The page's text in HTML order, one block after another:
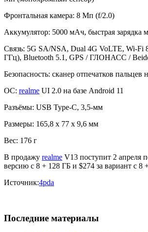
Фронтальная камера: 8 Мп (f/2.0)
Аккумулятор: 5000 мАч, быстрая зарядка
Связь: 5G SA/NSA, Dual 4G VoLTE, Wi-Fi
ГГц), Bluetooth 5.1, GPS / ГЛОНАСС /
Безопасность: сканер отпечатков пальцев
ОС: realme UI 2.0 на базе Android 11
Разъёмы: USB Type-C, 3,5-мм
Размеры: 165,8 x 77 x 9,6 мм
Вес: 176 г
В продажу realme V13 поступит 2 апреля
версию с 8 + 128 ГБ и $274 за вариант с 8
Источник:4pda
Последние материалы